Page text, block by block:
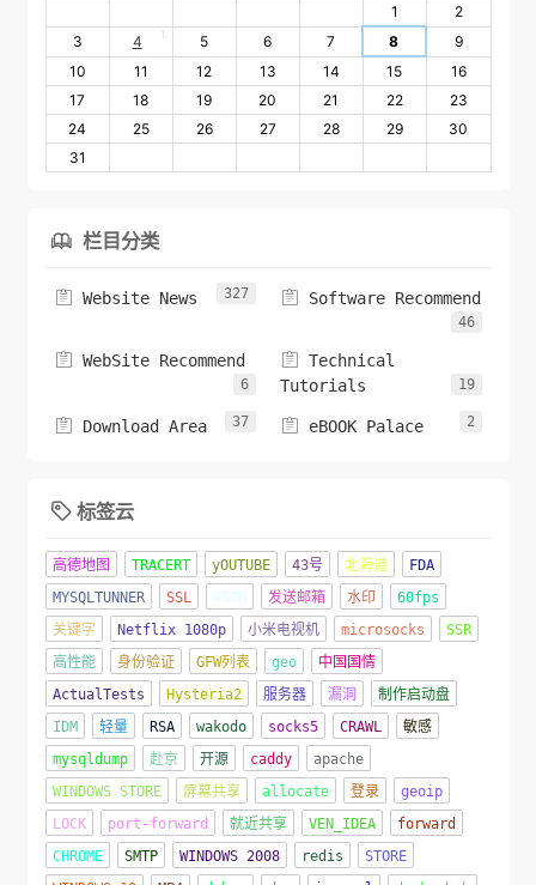
1
2
3
4 1 5 6 7 8
9
10
11 12 13 14 15
16
17
18 19 20 21 22
23
24
25 26 27 28 29
30
31
 栏目分类
 Website News 327  Software Recommend
46
 WebSite Recommend
6
 Technical
Tutorials
19
 Download Area 37  eBOOK Palace 2
 标签云
高德地图 TRACERT yOUTUBE 43号 北海道
FDA
MYSQLTUNNER
SSL 4500 发送邮箱 水印
60fps
关键字
Netflix 1080p 小米电视机 microsocks
SSR
高性能
身份验证 GFW列表 geo
中国国情
ActualTests
Hysteria2 服务器 漏洞
制作启动盘
IDM
轻量 RSA wakodo socks5 CRAWL
敏感
mysqldump
赴京 开源 caddy
apache
WINDOWS STORE
屏幕共享 allocate 登录
geoip
LOCK
port-forward 就近共享 VEN_IDEA
forward
CHROME
SMTP WINDOWS 2008 redis
STORE